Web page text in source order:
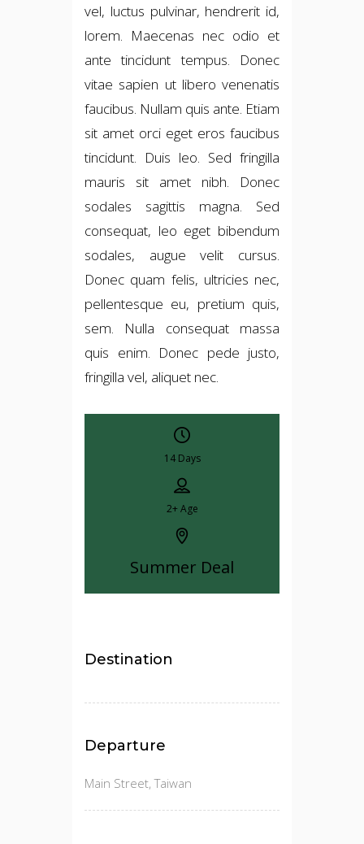
vel, luctus pulvinar, hendrerit id,
lorem. Maecenas nec odio et
ante tincidunt tempus. Donec
vitae sapien ut libero venenatis
faucibus. Nullam quis ante. Etiam
sit amet orci eget eros faucibus
tincidunt. Duis leo. Sed fringilla
mauris sit amet nibh. Donec
sodales sagittis magna. Sed
consequat, leo eget bibendum
sodales, augue velit cursus.
Donec quam felis, ultricies nec,
pellentesque eu, pretium quis,
sem. Nulla consequat massa
quis enim. Donec pede justo,
fringilla vel, aliquet nec.
14 Days
2+Age
Summer Deal
Destination
Departure
Main Street, Taiwan